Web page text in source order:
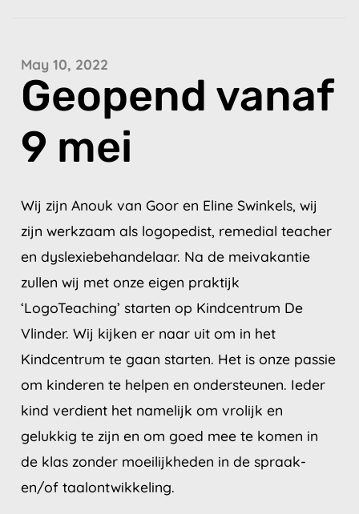
May 10, 2022
Geopend vanaf
9 mei
Wij zijn Anouk van Goor en Eline Swinkels, wij
zijn werkzaam als logopedist, remedial teacher
en dyslexiebehandelaar. Na de meivakantie
zullen wij met onze eigen praktijk
‘LogoTeaching’ starten op Kindcentrum De
Vlinder. Wij kijken er naar uit om in het
Kindcentrum te gaan starten. Het is onze passie
om kinderen te helpen en ondersteunen. Ieder
kind verdient het namelijk om vrolijk en
gelukkig te zijn en om goed mee te komen in
de klas zonder moeilijkheden in de spraak-
en/of taalontwikkeling.